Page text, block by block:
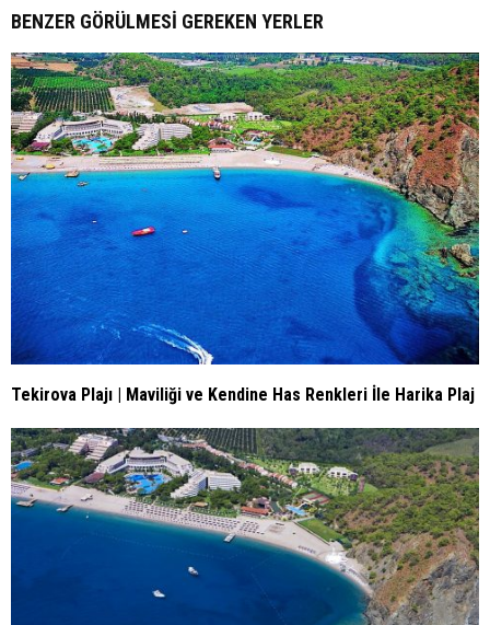
BENZER GÖRÜLMESI GEREKEN YERLER
Tekirova Plajı | Maviliği ve Kendine Has Renkleri İle Harika Plaj